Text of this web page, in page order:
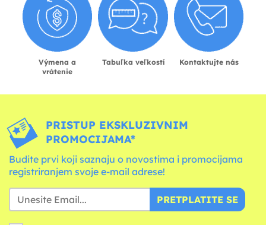
Výmena a
vrátenie
Tabuľka veľkostí Kontaktujte nás
PRISTUP EKSKLUZIVNIM
PROMOCIJAMA*
Budite prvi koji saznaju o novostima i promocijama
registriranjem svoje e-mail adrese!
PRETPLATITE SE